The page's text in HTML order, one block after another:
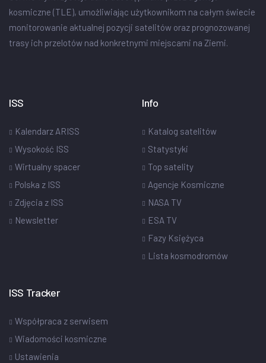
kosmiczne (TLE), umożliwiając użytkownikom na całym świecie
monitorowanie aktualnej pozycji satelitów oraz prognozowanej
trasy ich przelotów nad konkretnymi miejscami na Ziemi.
ISS
Kalendarz ARISS
Wysokość ISS
Wirtualny spacer
Polska z ISS
Zdjęcia z ISS
Newsletter
Info
Katalog satelitów
Statystyki
Top satelity
Agencje Kosmiczne
NASA TV
ESA TV
Fazy Księżyca
Lista kosmodromów
ISS Tracker
Współpraca z serwisem
Wiadomości kosmiczne
Ustawienia